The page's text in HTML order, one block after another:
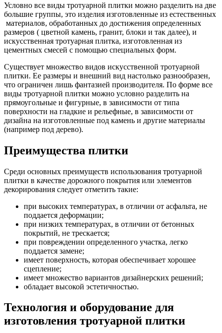
Условно все виды тротуарной плитки можно разделить на две
большие группы, это изделия изготовленные из естественных
материалов, обработанных до достижения определенных
размеров ( цветной камень, гранит, блоки и так далее), и
искусственная тротуарная плитка, изготовленная из
цементных смесей с помощью специальных форм.
Существует множество видов искусственной тротуарной
плитки. Ее размеры и внешний вид настолько разнообразен,
что ограничен лишь фантазией производителя. По форме все
виды тротуарной плитки можно условно разделить на
прямоугольные и фигурные, в зависимости от типа
поверхности на гладкие и рельефные, в зависимости от
дизайна на изготовленные под камень и другие материалы
(например под дерево).
Преимущества плитки
Среди основных преимуществ использования тротуарной
плитки в качестве дорожного покрытия или элементов
декорирования следует отметить такие:
при высоких температурах, в отличии от асфальта, не
поддается деформации;
при низких температурах, в отличии от бетонных
покрытий, не трескается;
при повреждении определенного участка, легко
поддается замене;
имеет поверхность, которая обеспечивает хорошее
сцепление;
имеет множество вариантов дизайнерских решений;
обладает высокой эстетичностью.
Технология и оборудование для
изготовления тротуарной плитки